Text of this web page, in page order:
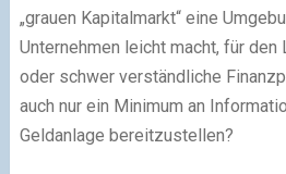
„grauen Kapitalmarkt“ eine
Unternehmen leicht macht, für den
oder schwer verständliche
auch nur ein Minimum an
Geldanlage bereitzustellen?